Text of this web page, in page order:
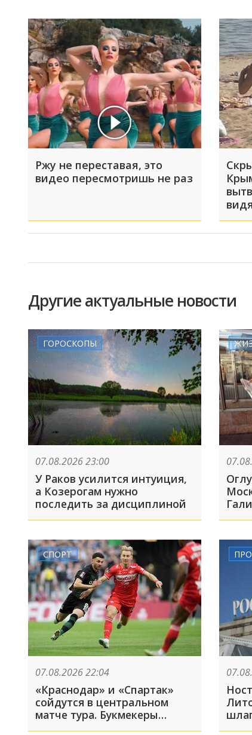
Ржу не переставая, это
видео пересмотришь не раз
Другие актуальные новости
ГОРОСКОПЫ
07.08.2026 23:00
У Раков усилится интуиция,
а Козерогам нужно
последить за дисциплиной
СПОРТ
07.08.2026 22:04
«Краснодар» и «Спартак»
сойдутся в центральном
матче тура. Букмекеры
назвали фаворита